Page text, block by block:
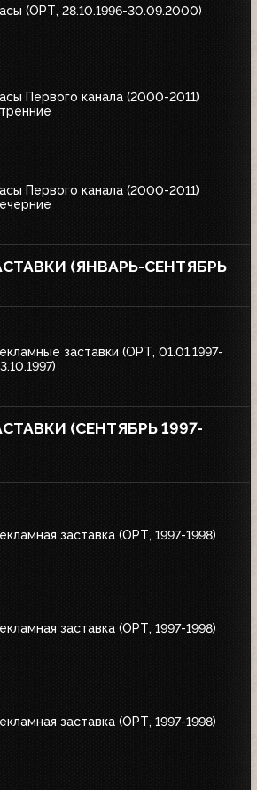
(ОРТ, 28.10.1996-30.09.2000)
Первого канала (2000-2011)
Первого канала (2000-2011)
(ЯНВАРЬ-СЕНТЯБРЬ
заставки (ОРТ, 01.01.1997-
(СЕНТЯБРЬ 1997-
заставка (ОРТ, 1997-1998)
заставка (ОРТ, 1997-1998)
заставка (ОРТ, 1997-1998)